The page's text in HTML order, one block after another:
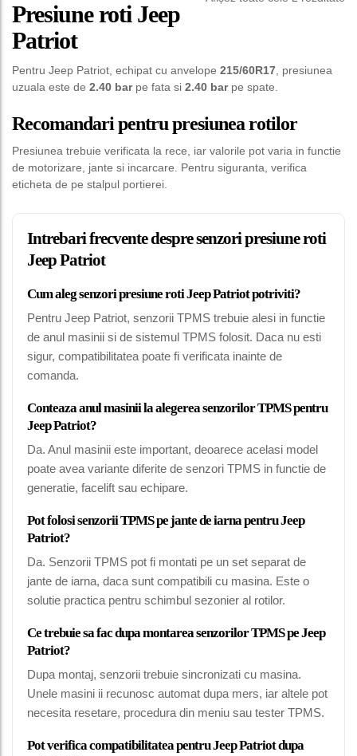
Presiune roti Jeep
Patriot
Pentru Jeep Patriot, echipat cu anvelope 215/60R17 , presiunea
uzuala este de 2.40 barpe fata si 2.40 barpe spate.
Recomandari pentru presiunea rotilor
Presiunea trebuie verificata la rece, iar valorile pot varia in functie
de motorizare, jante si incarcare. Pentru siguranta, verifica
eticheta de pe stalpul portierei.
Intrebari frecvente despre senzori presiune roti
Jeep Patriot
Cum aleg senzori presiune roti Jeep Patriot potriviti?
Pentru Jeep Patriot, senzorii TPMS trebuie alesi in functie
de anul masinii si de sistemul TPMS folosit. Daca nu esti
sigur, compatibilitatea poate fi verificata inainte de
comanda.
Conteaza anul masinii la alegerea senzorilor TPMS pentru
Jeep Patriot?
Da. Anul masinii este important, deoarece acelasi model
poate avea variante diferite de senzori TPMS in functie de
generatie, facelift sau echipare.
Pot folosi senzorii TPMS pe jante de iarna pentru Jeep
Patriot?
Da. Senzorii TPMS pot fi montati pe un set separat de
jante de iarna, daca sunt compatibili cu masina. Este o
solutie practica pentru schimbul sezonier al rotilor.
Ce trebuie sa fac dupa montarea senzorilor TPMS pe Jeep
Patriot?
Dupa montaj, senzorii trebuie sincronizati cu masina.
Unele masini ii recunosc automat dupa mers, iar altele pot
necesita resetare, procedura din meniu sau tester TPMS.
Pot verifica compatibilitatea pentru Jeep Patriot dupa